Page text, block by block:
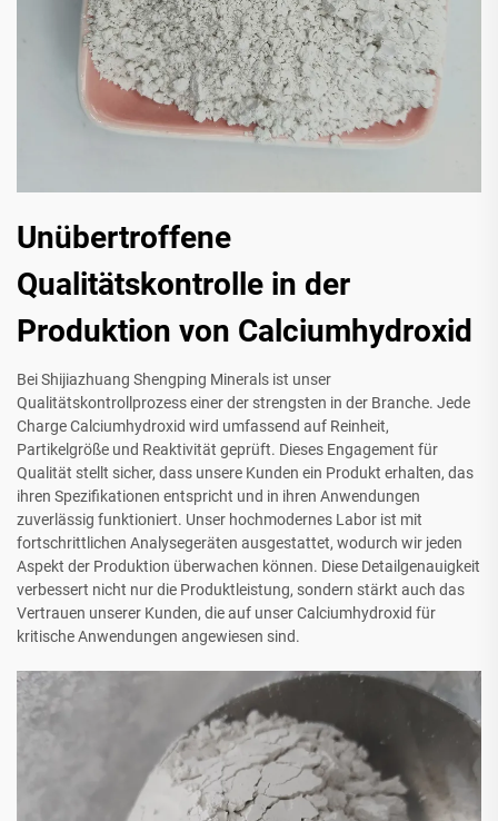
Unübertroffene
Qualitätskontrolle in der
Produktion von Calciumhydroxid
Bei Shijiazhuang Shengping Minerals ist unser
Qualitätskontrollprozess einer der strengsten in der Branche. Jede
Charge Calciumhydroxid wird umfassend auf Reinheit,
Partikelgröße und Reaktivität geprüft. Dieses Engagement für
Qualität stellt sicher, dass unsere Kunden ein Produkt erhalten, das
ihren Spezifikationen entspricht und in ihren Anwendungen
zuverlässig funktioniert. Unser hochmodernes Labor ist mit
fortschrittlichen Analysegeräten ausgestattet, wodurch wir jeden
Aspekt der Produktion überwachen können. Diese Detailgenauigkeit
verbessert nicht nur die Produktleistung, sondern stärkt auch das
Vertrauen unserer Kunden, die auf unser Calciumhydroxid für
kritische Anwendungen angewiesen sind.